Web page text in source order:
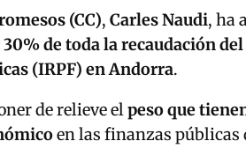
(CC), Carles Naudi, ha
de toda la recaudación
(IRPF) en Andorra.
de relieve elpeso que
en las finanzas públicas